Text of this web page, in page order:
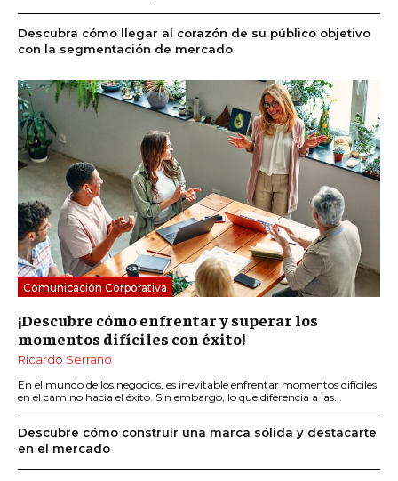
Descubra cómo llegar al corazón de su público objetivo
con la segmentación de mercado
Comunicación Corporativa
¡Descubre cómo enfrentar y superar los
momentos difíciles con éxito!
Ricardo Serrano
En el mundo de los negocios, es inevitable enfrentar momentos difíciles
en el camino hacia el éxito. Sin embargo, lo que diferencia a las...
Descubre cómo construir una marca sólida y destacarte
en el mercado